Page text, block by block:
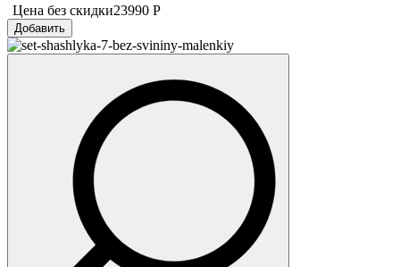
Цена без скидки23990 Р
Добавить